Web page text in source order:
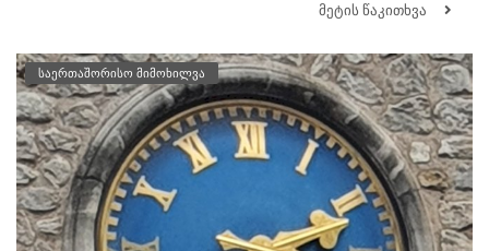
მეტის წაკითხვა
საერთაშორისო მიმოხილვა